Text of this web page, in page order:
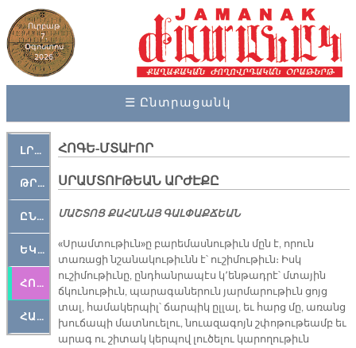
Ուրբաթ
7,
Օգոստոս
2026
☰ Ընտրացանկ
ԼՐԱՀՈՍ
ԹՐՔԱՀԱՅ ԿԵԱՆՔ
ԸՆԿԵՐԱՄՇԱԿՈՒԹԱՅԻՆ
ԵԿԵՂԵՑԱԿԱՆ
ՀՈԳԵՄՏԱՒՈՐ
ՀԱՐԹԱԿ
ՀՈԳԵ-ՄՏԱՒՈՐ
ՍՐԱՄՏՈՒԹԵԱՆ ԱՐԺԷՔԸ
ՄԱՇ­ՏՈՑ ՔԱ­ՀԱ­ՆԱՅ ԳԱԼ­ՓԱՔ­ՃԵԱՆ
«Սրամտութիւն»ը բարեմասնութիւն մըն է, որուն
տառացի նշանակութիւնն է՝ ուշիմութիւն։ Իսկ
ուշիմութիւնը, ընդհանրապէս կ՚ենթադրէ՝ մտային
ճկունութիւն, պարագաներուն յարմարութիւն ցոյց
տալ, համակերպիլ՝ ճարպիկ ըլլալ, եւ հարց մը, առանց
խուճապի մատնուելու, նուազագոյն շփոթութեամբ եւ
արագ ու շիտակ կերպով լուծելու կարողութիւն